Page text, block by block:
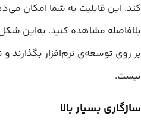
کند. این قابلیت به شما امکان
بلافاصله مشاهده کنید. به‌این
بر روی توسعه‌ی نرم‌افزار بگذارند و
نیست.
سازگاری بسیار بالا